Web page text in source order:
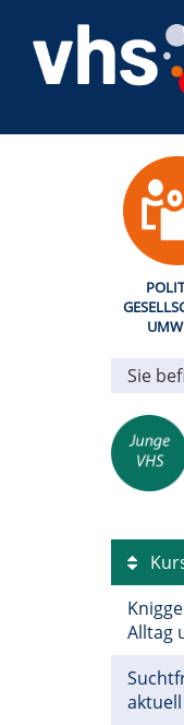
Sie
Alltag
aktuell